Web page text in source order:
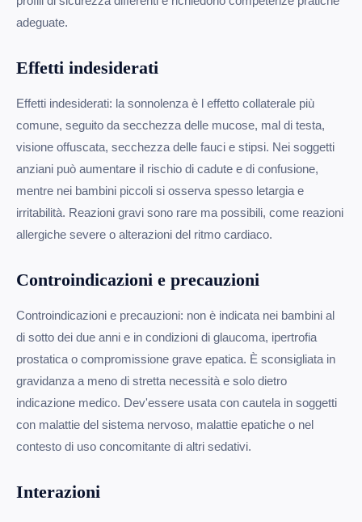
adeguate.
Effetti indesiderati
Effetti indesiderati: la sonnolenza è l effetto collaterale più
comune, seguito da secchezza delle mucose, mal di testa,
visione offuscata, secchezza delle fauci e stipsi. Nei soggetti
anziani può aumentare il rischio di cadute e di confusione,
mentre nei bambini piccoli si osserva spesso letargia e
irritabilità. Reazioni gravi sono rare ma possibili, come reazioni
allergiche severe o alterazioni del ritmo cardiaco.
Controindicazioni e precauzioni
Controindicazioni e precauzioni: non è indicata nei bambini al
di sotto dei due anni e in condizioni di glaucoma, ipertrofia
prostatica o compromissione grave epatica. È sconsigliata in
gravidanza a meno di stretta necessità e solo dietro
indicazione medico. Dev'essere usata con cautela in soggetti
con malattie del sistema nervoso, malattie epatiche o nel
contesto di uso concomitante di altri sedativi.
Interazioni